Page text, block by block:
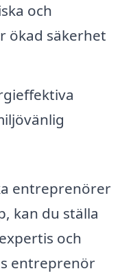
och
ökad säkerhet
entreprenörer
kan du ställa
och
entreprenör